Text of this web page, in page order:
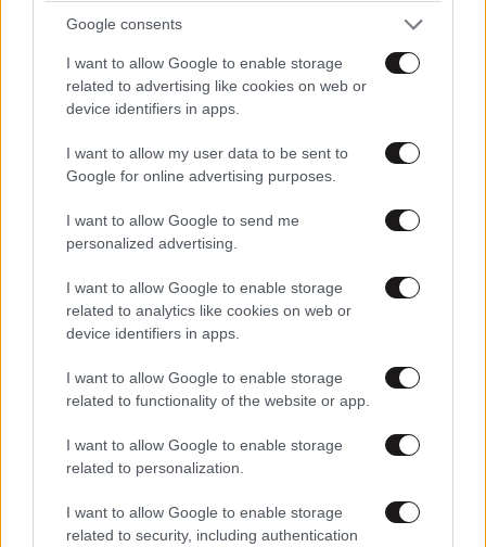
Google consents
I want to allow Google to enable storage
related to advertising like cookies on web or
device identifiers in apps.
I want to allow my user data to be sent to
Google for online advertising purposes.
I want to allow Google to send me
personalized advertising.
I want to allow Google to enable storage
related to analytics like cookies on web or
device identifiers in apps.
I want to allow Google to enable storage
related to functionality of the website or app.
I want to allow Google to enable storage
related to personalization.
I want to allow Google to enable storage
related to security, including authentication
Εριέττα Κούρκουλου – Τα 33α γενέθλια και τα
ευτυχίας δεδομένη»